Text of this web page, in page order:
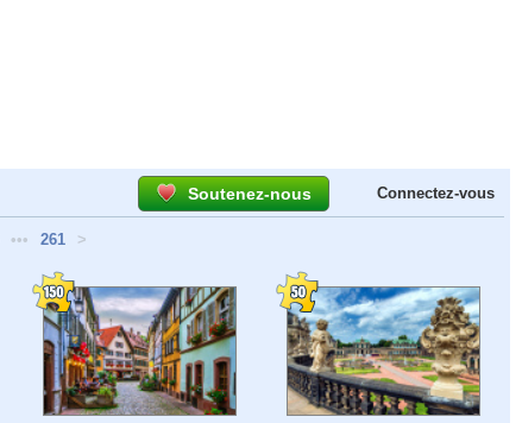
Soutenez-nous Connectez-vous
••• 261 >